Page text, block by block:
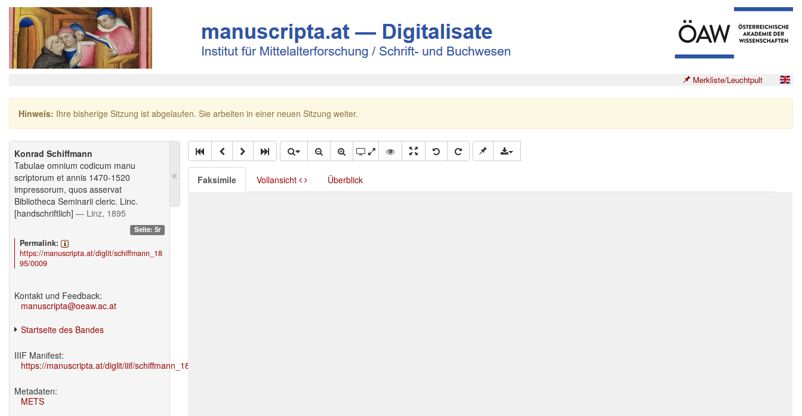
Merkliste/Leuchtpult
Hinweis: Ihre bisherige Sitzung ist abgelaufen. Sie arbeiten in einer neuen Sitzung weiter.
Konrad Schiffmann
Tabulae omnium codicum manu
scriptorum et annis 1470-1520
impressorum, quos asservat
Bibliotheca Seminarii cleric. Linc.
[handschriftlich] — Linz, 1895
Seite: 5r
Permalink:
https://manuscripta.at/diglit/schiffmann_18
95/0009
Kontakt und Feedback:
manuscripta@oeaw.ac.at
Startseite des Bandes
IIIF Manifest:
https://manuscripta.at/diglit/iiif/schiffmann_1895/manifest.json
Metadaten:
METS
Faksimile Vollansicht Überblick